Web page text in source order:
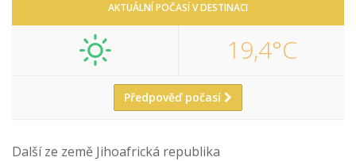
AKTUÁLNÍ POČASÍ V DESTINACI
19,4°C
Předpověď počasí
Další ze země Jihoafrická republika